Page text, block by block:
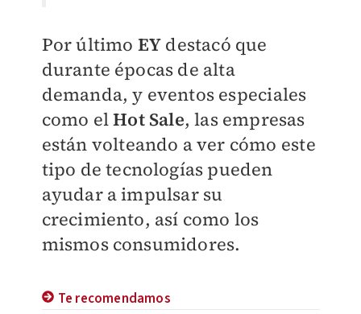
Por último EY destacó que
durante épocas de alta
demanda, y eventos especiales
como elHot Sale, las empresas
están volteando a ver cómo este
tipo de tecnologías pueden
ayudar a impulsar su
crecimiento, así como los
mismos consumidores.
Te recomendamos